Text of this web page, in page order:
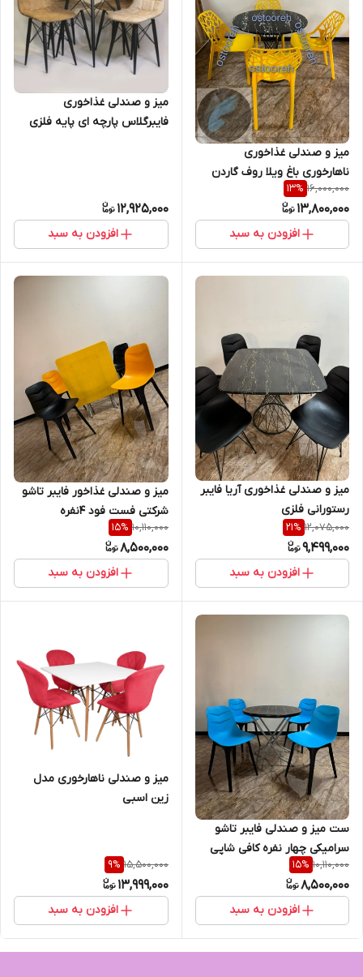
میز و صندلی غذاخوری
ناهارخوری باغ ویلا روف گاردن
فضای باز مدل شاخ و برگی میز
برتویا ۴ نفره
16,000,000
13%
13,800,000
افزودن به سبد
میز و صندلی غذاخوری
فایبرگلاس پارچه ای پایه فلزی
12,925,000
افزودن به سبد
میز و صندلی غذاخوری آریا فایبر
رستورانی فلزی
12,075,000
21%
9,499,000
افزودن به سبد
میز و صندلی غذاخور فایبر تاشو
شرکتی فست فود 4نفره
10,110,000
15%
8,500,000
افزودن به سبد
ست میز و صندلی فایبر تاشو
سرامیکی چهار نفره کافی شاپی
10,110,000
15%
8,500,000
افزودن به سبد
میز و صندلی ناهارخوری مدل
زین اسبی
15,500,000
9%
13,999,000
افزودن به سبد